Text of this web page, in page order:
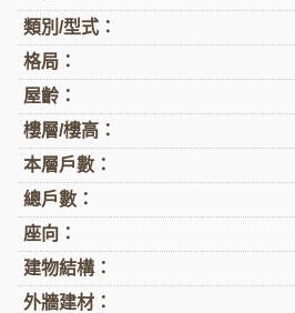
類別/型式：
格局：
屋齡：
樓層/樓高：
本層戶數：
總戶數：
座向：
建物結構：
外牆建材：